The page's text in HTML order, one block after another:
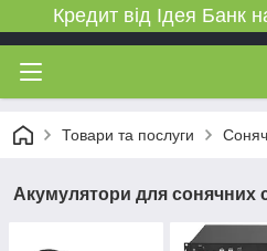
Кредит від Ідея Банк
Товари та послуги
Акумулятори для сонячних